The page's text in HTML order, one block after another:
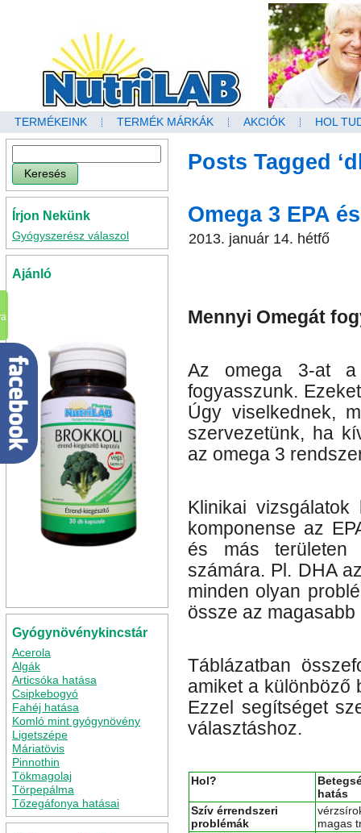
TERMÉKEINK TERMÉK MÁRKÁK AKCIÓK HOL
Írjon Nekünk
Gyógyszerész válaszol
Ajánló
Gyógynövénykincstár
Acerola
Algák
Articsóka hatása
Csipkebogyó
Fahéj hatása
Komló mint gyógynövény
Ligetszépe
Máriatövis
Pinnothin
Tökmagolaj
Törpepálma
Tőzegáfonya hatásai
Posts Tagged
Omega 3 EPA
2013. január 14. hétfő
Mennyi Omegát
Az omega 3-at a
fogyasszunk.
Úgy viselkednek,
szervezetünk, ha
az omega 3
Klinikai
komponense az
és más területen
számára. Pl. DHA
minden olyan
össze az
Táblázatban
amiket a különböző
Ezzel segítséget
választáshoz.
Hol?
hatás
Szív érrendszeri
problémák
magas